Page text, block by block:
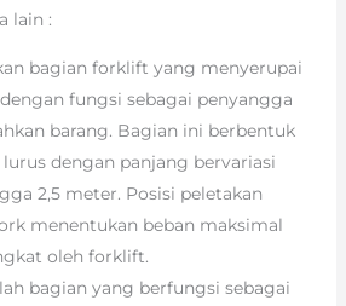
lain :
bagian forklift yang menyerupai
fungsi sebagai penyangga
barang. Bagian ini berbentuk
dengan panjang bervariasi
2,5 meter. Posisi peletakan
menentukan beban maksimal
oleh forklift.
bagian yang berfungsi sebagai